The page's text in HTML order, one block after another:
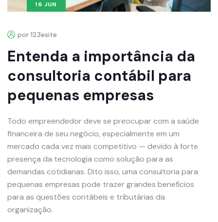
16 JUN
por 123esite
Entenda a importância da
consultoria contábil para
pequenas empresas
Todo empreendedor deve se preocupar com a saúde
financeira de seu negócio, especialmente em um
mercado cada vez mais competitivo — devido à forte
presença da tecnologia como solução para as
demandas cotidianas. Dito isso, uma consultoria para
pequenas empresas pode trazer grandes benefícios
para as questões contábeis e tributárias da
organização.